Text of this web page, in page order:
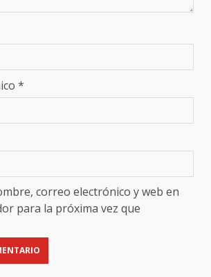
*
correo electrónico y web en
para la próxima vez que